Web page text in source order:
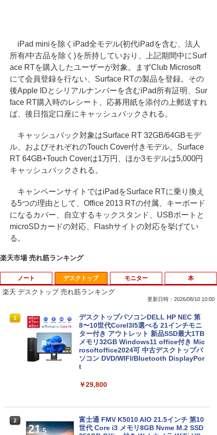
iPad miniを除くiPad全モデル(初代iPadを含む、法人
所有/中古品を除く)を所持していおり、上記期間中にSurf
ace RTを購入したユーザーが対象。まずClub Microsoft
にて会員登録を行ない、Surface RTの製品を登録。その
後Apple IDとシリアルナンバーを含むiPad所有証明、Sur
face RT購入時のレシート、応募用紙を添付の上郵送すれ
ば、後日指定口座にキャッシュバックされる。
キャッシュバック対象はSurface RT 32GB/64GBモデ
ル、およびそれぞれのTouch Cover付きモデル。Surface
RT 64GB+Touch Coverは1万円、ほか3モデルは5,000円
キャッシュバックされる。
キャンペーンサイトではiPadをSurface RTに乗り換え
る5つの理由として、Office 2013 RTの付属、キーボード
になるカバー、自立するキックスタンド、USBポートと
microSDカードの対応、Flashサイトの対応を挙げてい
る。
楽天市場 売れ筋ランキング
ノート
1
良品 フルHD 15.6インチ TOSHIBA dyna
book B65HU Windows11 卓越性能 第1
1世代Core i5-1135G7 16GB 爆速NVMe
式512GB-SSD カメラ 無線Wi-Fi6 Office
付き Win11【中古ノートパソコン 中古パ
ソコン 中古PC】送料無料 あす楽対応 即
日発送（Windows10も対応可能 Win1
【13.3型 軽量化 薄型 】 ノートパソコン
デスクトップ
楽天 デスクトップ 売れ筋ランキング
更新日時：2026/08/10 10:00
1
デスクトップパソコンDELL HP NEC 第
8〜10世代CoreI3I5選べる 21インチモニ
ター付き アウトレット 新品SSD最大1TB
メモリ32GB Windows11 office付き Mic
rosoftoffice2024可 中古デスクトップパ
ソコン DVD/WIFI/Bluetooth DisplayPor
t
￥29,800
2
富士通 FMV K5010 AIO 21.5インチ 第10
世代 Core i3 メモリ8GB Nvme M.2 SSD
モニター 本